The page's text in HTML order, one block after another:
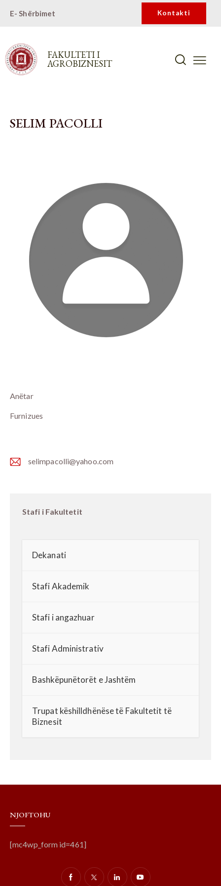
E- Shërbimet Kontakti
FAKULTETI I
AGROBIZNESIT
SELIM PACOLLI
Anëtar
Furnizues
selimpacolli@yahoo.com
Stafi i Fakultetit
Dekanati
Stafi Akademik
Stafi i angazhuar
Stafi Administrativ
Bashkëpunëtorët e Jashtëm
Trupat këshilldhënëse të Fakultetit të
Biznesit
NJOFTOHU
[mc4wp_form id=461]